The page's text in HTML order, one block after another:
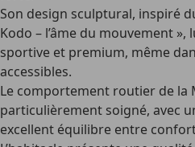
Son design sculptural, inspiré
Kodo – l’âme du mouvement
sportive et premium, même
accessibles.
Le comportement routier de la
particulièrement soigné, avec
excellent équilibre entre